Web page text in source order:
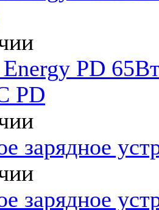
PD
PD
зарядное
зарядное